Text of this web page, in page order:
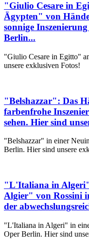
"Giulio Cesare in
Ägypten" von
sonnige
Berlin...
"Giulio Cesare in Egitto"
unsere exklusiven Fotos!
"Belshazzar": Das
farbenfrohe
sehen. Hier sind
"Belshazzar" in einer
Berlin. Hier sind unsere
"L'Italiana in
Algier" von Rossini
der
"L'Italiana in Algeri" in
Oper Berlin. Hier sind